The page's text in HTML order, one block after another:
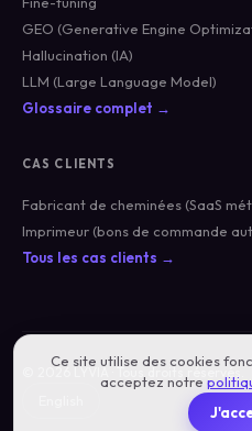
GEO (Generative Engine
Hallucination (IA)
LLM (Large Language Model)
Glossaire complet →
CAS CLIENTS
Fabricant de cheminées (SaaS
Imprimeur (bons de commande
Tous les cas clients →
Ce site utilise des cookies
acceptez notre